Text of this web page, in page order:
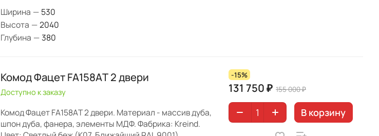
Ширина — 530
Высота —2040
Глубина — 380
Комод Фацет FA158АT 2 двери
Доступно к заказу
Комод Фацет FA158АT 2 двери. Материал - массив дуба,
шпон дуба, фанера, элементы МДФ. Фабрика: Kreind.
-15%
131 750 ₽ 155 000 ₽
В корзину